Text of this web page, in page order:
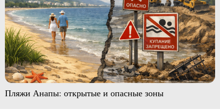
Пляжи Анапы: открытые и опасные зоны